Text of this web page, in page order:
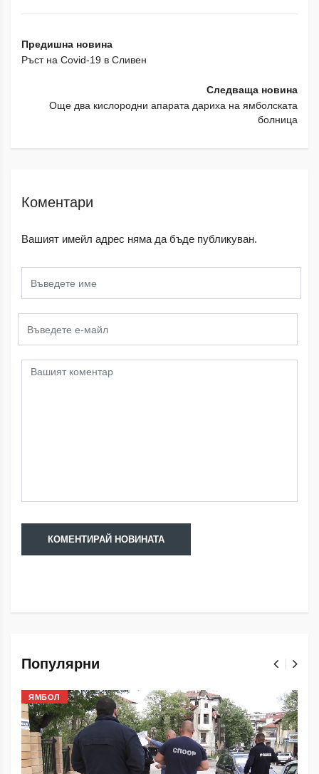
Предишна новина
Ръст на Covid-19 в Сливен
Следваща новина
Още два кислородни апарата дариха на ямболската
болница
Коментари
Вашият имейл адрес няма да бъде публикуван.
Популярни
ЯМБОЛ